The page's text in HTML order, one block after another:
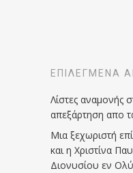
ΕΠΙΛΕΓΜΈΝΑ
Λίστες αναμονής
απεξάρτηση απο
Μια ξεχωριστή
και η Χριστίνα
Διονυσίου εν